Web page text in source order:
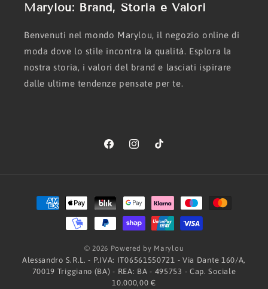
Marylou: Brand, Storia e Valori
Benvenuti nel mondo Marylou, il negozio online di
moda dove lo stile incontra la qualità. Esplora la
nostra storia, i valori del brand e lasciati ispirare
dalle ultime tendenze pensate per te.
FacebookInstagramTikTok
Metodi
di
pagamento
© 2026 Powered by Marylou
Alessandro S.R.L. - P.IVA: IT06561550721 - Via Dante 160/A,
70019 Triggiano (BA) - REA: BA - 495753 - Cap. Sociale
10.000,00 €